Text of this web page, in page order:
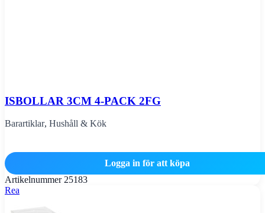
ISBOLLAR 3CM 4-PACK 2FG
Barartiklar, Hushåll & Kök
Logga in för att köpa
Artikelnummer 25183
Rea